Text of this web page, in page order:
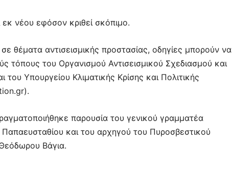
νέου εφόσον κριθεί σκόπιμο.
θέματα αντισεισμικής προστασίας, οδηγίες μπορούν να
τόπους του Οργανισμού Αντισεισμικού Σχεδιασμού και
Υπουργείου Κλιματικής Κρίσης και Πολιτικής
παρουσία του γενικού γραμματέα
Παπαευσταθίου και του αρχηγού του Πυροσβεστικού
Βάγια.